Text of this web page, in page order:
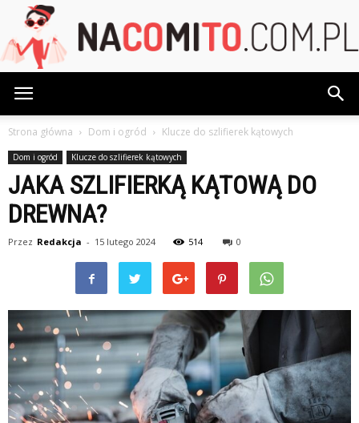
Strona główna Dom i ogród Klucze do szlifierek kątowych
Dom i ogród Klucze do szlifierek kątowych
JAKA SZLIFIERKĄ KĄTOWĄ DO
DREWNA?
Przez Redakcja - 15 lutego 2024 514 0